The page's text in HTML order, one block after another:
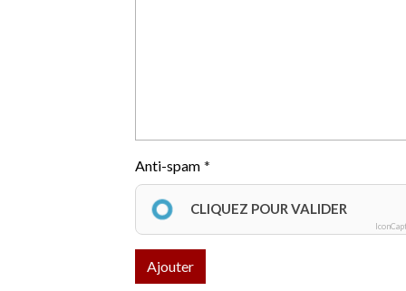
Anti-spam
CLIQUEZ POUR VALIDER
Ajouter